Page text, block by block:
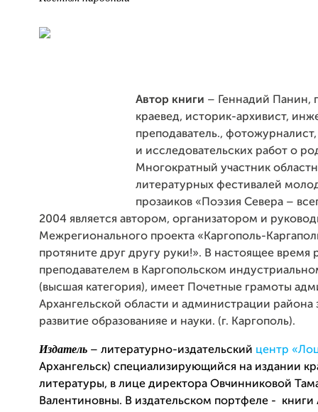
Автор книги – Геннадий Панин,
краевед, историк-архивист,
преподаватель.,
и исследовательских работ о
Многократный участник
литературных фестивалей
прозаиков «Поэзия Севера –
2004 является автором, организатором и
Межрегионального проекта «Каргополь-
протяните друг другу руки!». В настоящее время
преподавателем в Каргопольском
(высшая категория), имеет Почетные грамоты
Архангельской области и администрации района
развитие образованияе и науки. (г. Каргополь).
Издатель – литературно-издательский центр
Архангельск) специализирующийся на издании
литературы, в лице директора Овчинниковой
Валентиновны. В издательском портфеле - книги